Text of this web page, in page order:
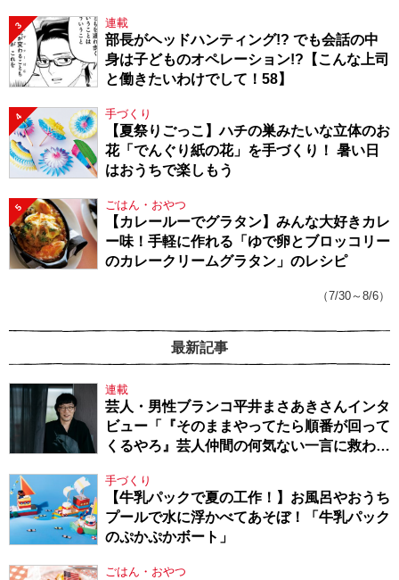
3 連載
部長がヘッドハンティング!? でも会話の中
身は子どものオペレーション!?【こんな上司
と働きたいわけでして！58】
4 手づくり
【夏祭りごっこ】ハチの巣みたいな立体のお
花「でんぐり紙の花」を手づくり！ 暑い日
はおうちで楽しもう
5 ごはん・おやつ
【カレールーでグラタン】みんな大好きカレ
ー味！手軽に作れる「ゆで卵とブロッコリー
のカレークリームグラタン」のレシピ
（7/30～8/6）
最新記事
連載
芸人・男性ブランコ平井まさあきさんインタ
ビュー「『そのままやってたら順番が回って
くるやろ』芸人仲間の何気ない一言に救われ
手づくり
【牛乳パックで夏の工作！】お風呂やおうち
プールで水に浮かべてあそぼ！「牛乳パック
のぷかぷかボート」
ごはん・おやつ